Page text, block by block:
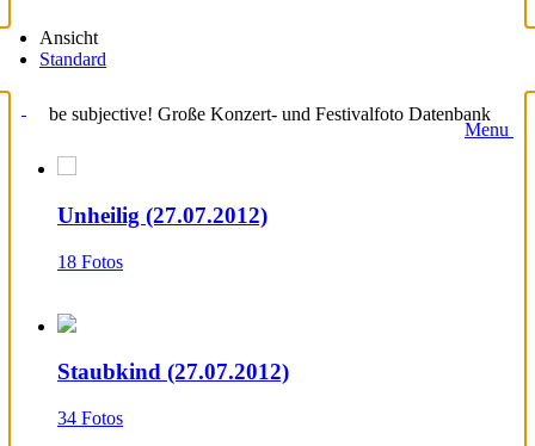
Ansicht
Standard
be subjective! Große Konzert- und Festivalfoto Datenbank
Menu
Unheilig (27.07.2012)
18 Fotos
Staubkind (27.07.2012)
34 Fotos